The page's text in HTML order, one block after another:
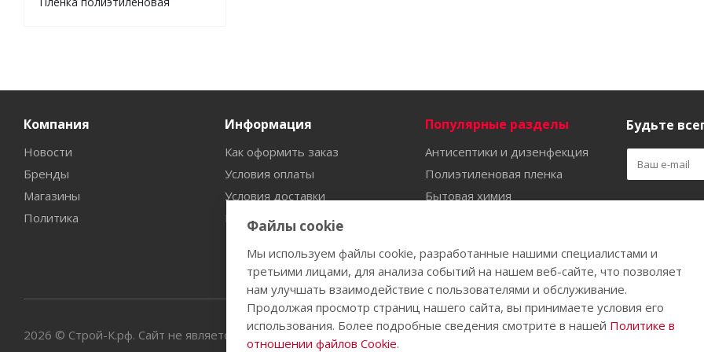
Компания
Новости
Бренды
Магазины
Политика
Информация
Как оформить заказ
Условия оплаты
Условия доставки
Гарантия на товар
Популярные разделы
Антисептики и дизенфекция
Полиэтиленовая пленка
Бытовая химия
Бахилы
Будьте
2026 © Строй-К.рф. Сайт не является публичной офертой.
Файлы cookie
Мы используем файлы cookie, разработанные нашими специалистами и
третьими лицами, для анализа событий на нашем веб-сайте, что позволяет
нам улучшать взаимодействие с пользователями и обслуживание.
Продолжая просмотр страниц нашего сайта, вы принимаете условия его
использования. Более подробные сведения смотрите в нашей Политике в
отношении файлов Cookie.